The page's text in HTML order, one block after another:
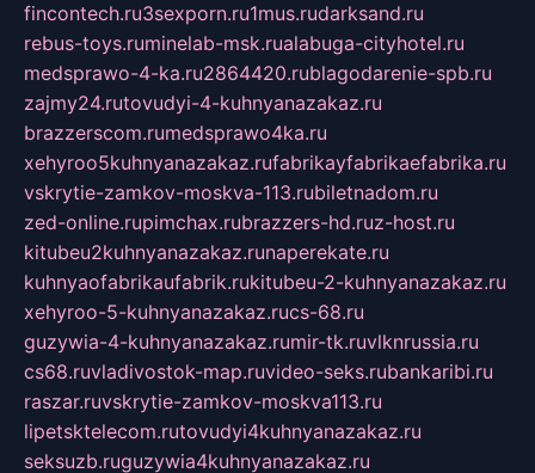
fincontech.ru3sexporn.ru1mus.rudarksand.ru
rebus-toys.ruminelab-msk.rualabuga-cityhotel.ru
medsprawo-4-ka.ru2864420.rublagodarenie-spb.ru
zajmy24.rutovudyi-4-kuhnyanazakaz.ru
brazzerscom.rumedsprawo4ka.ru
xehyroo5kuhnyanazakaz.rufabrikayfabrikaefabrika.ru
vskrytie-zamkov-moskva-113.rubiletnadom.ru
zed-online.rupimchax.rubrazzers-hd.ruz-host.ru
kitubeu2kuhnyanazakaz.runaperekate.ru
kuhnyaofabrikaufabrik.rukitubeu-2-kuhnyanazakaz.ru
xehyroo-5-kuhnyanazakaz.rucs-68.ru
guzywia-4-kuhnyanazakaz.rumir-tk.ruvlknrussia.ru
cs68.ruvladivostok-map.ruvideo-seks.rubankaribi.ru
raszar.ruvskrytie-zamkov-moskva113.ru
lipetsktelecom.rutovudyi4kuhnyanazakaz.ru
seksuzb.ruguzywia4kuhnyanazakaz.ru